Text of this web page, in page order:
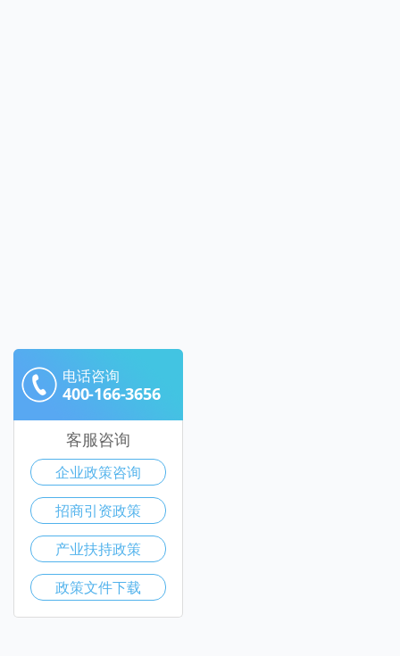
电话咨询
400-166-3656
客服咨询
企业政策咨询
招商引资政策
产业扶持政策
政策文件下载